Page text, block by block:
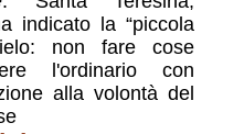
indicato la “piccola
non fare cose
l'ordinario con
alla volontà del